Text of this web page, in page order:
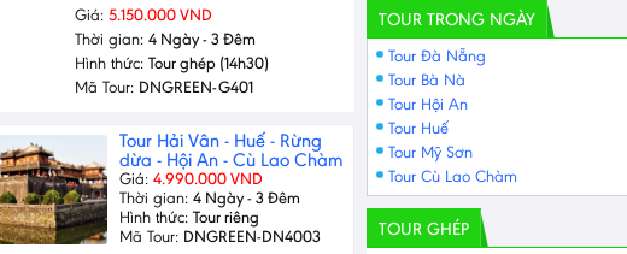
TOUR TRONG NGÀY
Tour Đà Nẵng
Tour Bà Nà
Tour Hội An
Tour Huế
Tour Mỹ Sơn
Tour Cù Lao Chàm
TOUR GHÉP
Giá: 5.150.000 VND
Thời gian: 4 Ngày - 3 Đêm
Hình thức: Tour ghép (14h30)
Mã Tour: DNGREEN-G401
Tour Hải Vân - Huế - Rừng
dừa - Hội An - Cù Lao Chàm
4 ngày
Giá: 4.990.000 VND
Thời gian: 4 Ngày - 3 Đêm
Hình thức: Tour riêng
Mã Tour: DNGREEN-DN4003